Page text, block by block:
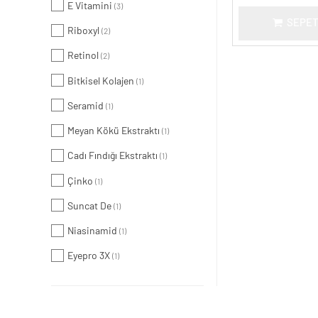
E Vitamini (3)
Riboxyl (2)
Retinol (2)
Bitkisel Kolajen (1)
Seramid (1)
Meyan Kökü Ekstraktı (1)
Cadı Fındığı Ekstraktı (1)
Çinko (1)
Suncat De (1)
Niasinamid (1)
Eyepro 3X (1)